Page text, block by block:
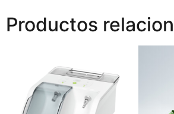
Productos